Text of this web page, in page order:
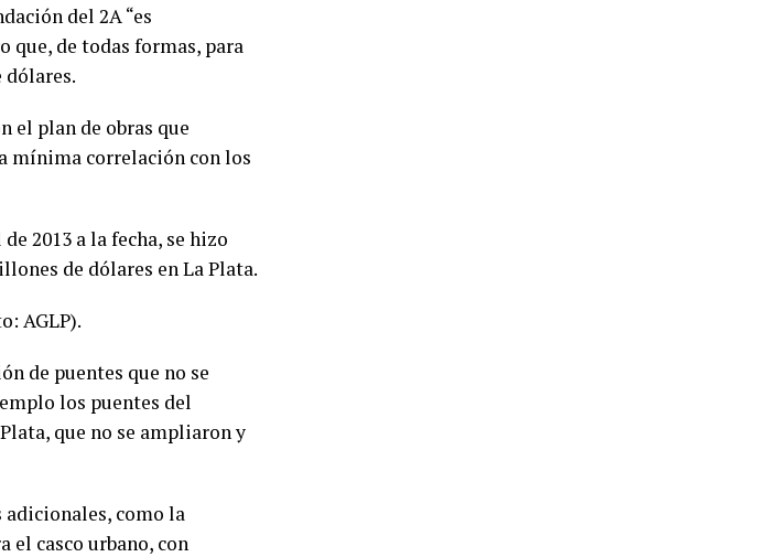
del 2A “es
que, de todas formas, para
el plan de obras que
mínima correlación con los
2013 a la fecha, se hizo
de dólares en La Plata.
AGLP).
de puentes que no se
los puentes del
que no se ampliaron y
adicionales, como la
el casco urbano, con